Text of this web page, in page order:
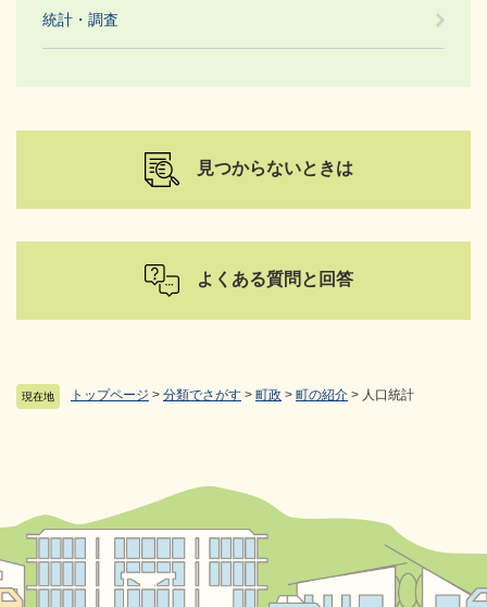
現在地 トップページ > 分類でさがす > 町政 > 町の紹介 > 人口統計
統計・調査
見つからないときは
よくある質問と回答